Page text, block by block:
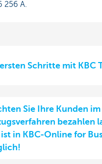
256 A.
Schritte mit KBC
Sie Ihre Kunden im
bezahlen
ist in KBC-Online for